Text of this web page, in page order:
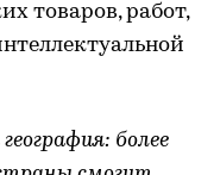
товаров, работ,
более